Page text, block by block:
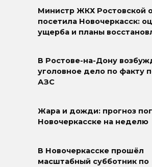
Министр ЖКХ Ростовской
посетила Новочеркасск:
ущерба и планы
В Ростове-на-Дону
уголовное дело по факту
АЗС
Жара и дожди: прогноз
Новочеркасске на неделю
В Новочеркасске прошёл
масштабный субботник по